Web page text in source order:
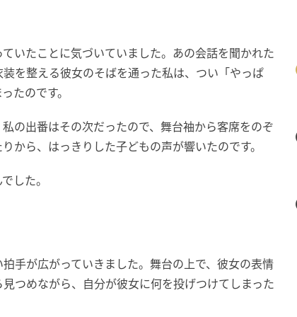
いたことに気づいていました。あの会話を聞かれた
を整える彼女のそばを通った私は、つい「やっぱ
たのです。
の出番はその次だったので、舞台袖から客席をのぞ
から、はっきりした子どもの声が響いたのです。
した。
手が広がっていきました。舞台の上で、彼女の表情
つめながら、自分が彼女に何を投げつけてしまった